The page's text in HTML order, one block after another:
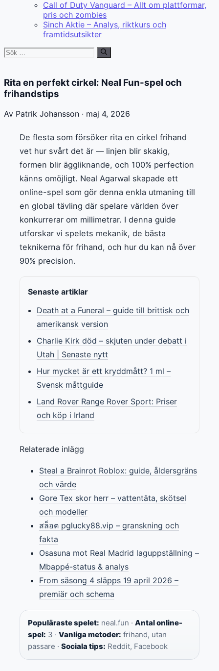
Call of Duty Vanguard – Allt om plattformar,
pris och zombies
Sinch Aktie – Analys, riktkurs och
framtidsutsikter
Sök
Rita en perfekt cirkel: Neal Fun-spel och
frihandstips
Av Patrik Johansson · maj 4, 2026
De flesta som försöker rita en cirkel frihand
vet hur svårt det är — linjen blir skakig,
formen blir äggliknande, och 100% perfection
känns omöjligt. Neal Agarwal skapade ett
online-spel som gör denna enkla utmaning till
en global tävling där spelare världen över
konkurrerar om millimetrar. I denna guide
utforskar vi spelets mekanik, de bästa
teknikerna för frihand, och hur du kan nå över
90% precision.
Senaste artiklar
Death at a Funeral – guide till brittisk och
amerikansk version
Charlie Kirk död – skjuten under debatt i
Utah | Senaste nytt
Hur mycket är ett kryddmått? 1 ml –
Svensk måttguide
Land Rover Range Rover Sport: Priser
och köp i Irland
Relaterade inlägg
Steal a Brainrot Roblox: guide, åldersgräns
och värde
Gore Tex skor herr – vattentäta, skötsel
och modeller
สล็อต pglucky88.vip – granskning och
fakta
Osasuna mot Real Madrid laguppställning –
Mbappé-status & analys
From säsong 4 släpps 19 april 2026 –
premiär och schema
Populäraste spelet: neal.fun · Antal online-
spel: 3 · Vanliga metoder: frihand, utan
passare · Sociala tips: Reddit, Facebook